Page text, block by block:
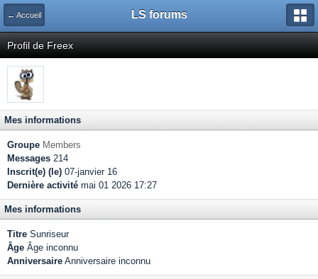
← Accueil LS forums
Profil de Freex
Mes informations
Groupe Members
Messages 214
Inscrit(e) (le) 07-janvier 16
Dernière activité mai 01 2026 17:27
Mes informations
Titre Sunriseur
Âge Âge inconnu
Anniversaire Anniversaire inconnu